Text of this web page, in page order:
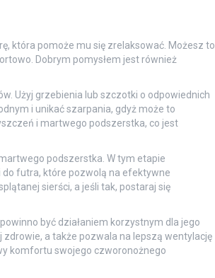
która pomoże mu się zrelaksować. Możesz to
Dobrym pomysłem jest również
Użyj grzebienia lub szczotki o odpowiednich
i unikać szarpania, gdyż może to
i martwego podszerstka, co jest
podszerstka. W tym etapie
futra, które pozwolą na efektywne
sierści, a jeśli tak, postaraj się
być działaniem korzystnym dla jego
a także pozwala na lepszą wentylację
komfortu swojego czworonożnego